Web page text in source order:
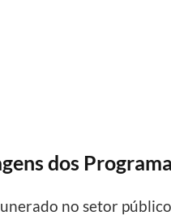
dos
no setor